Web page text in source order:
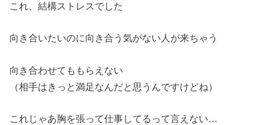
これ、結構ストレスでした
向き合いたいのに向き合う気がない人が来ちゃう
向き合わせてももらえない
（相手はきっと満足なんだと思うんですけどね）
これじゃあ胸を張って仕事してるって言えない…